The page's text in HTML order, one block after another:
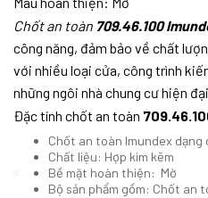
Chốt an toàn 709.46.100
công năng, đảm bảo về chất
với nhiều loại cửa, công trình
những ngôi nhà chung cư hiện
Đặc tính chốt an toàn
Chốt an toàn Imundex dạng
Chất liệu: Hợp kim kẽm
Bề mặt hoàn thiện: Mờ
Bộ sản phẩm gồm: Chốt an